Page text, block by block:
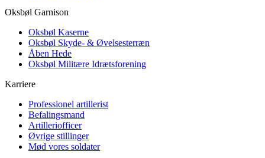
Oksbøl Garnison
Oksbøl Kaserne
Oksbøl Skyde- & Øvelsesterræn
Åben Hede
Oksbøl Militære Idrætsforening
Karriere
Professionel artillerist
Befalingsmand
Artilleriofficer
Øvrige stillinger
Mød vores soldater